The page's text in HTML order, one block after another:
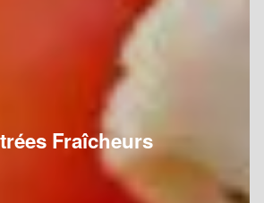
Fraîcheurs